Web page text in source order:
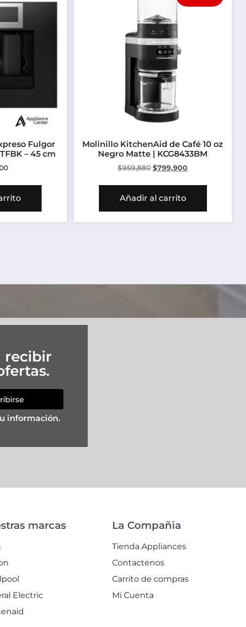
Fulgor
– 45 cm
Molinillo KitchenAid de Café 10 oz
Negro Matte | KCG8433BM
$959,880 $799,900
Añadir al carrito
recibir
información.
marcas
Electric
La Compañia
Tienda Appliances
Contactenos
Carrito de compras
Mi Cuenta